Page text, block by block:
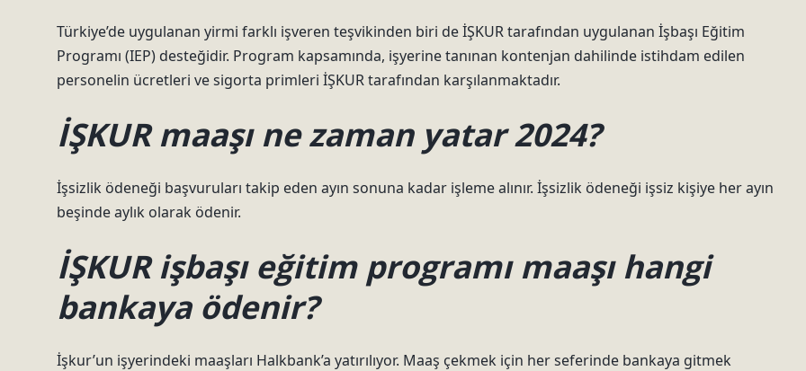
Türkiye’de uygulanan yirmi farklı işveren teşvikinden biri de İŞKUR tarafından uygulanan İşbaşı Eğitim
Programı (IEP) desteğidir. Program kapsamında, işyerine tanınan kontenjan dahilinde istihdam edilen
personelin ücretleri ve sigorta primleri İŞKUR tarafından karşılanmaktadır.
İŞKUR maaşı ne zaman yatar 2024?
İşsizlik ödeneği başvuruları takip eden ayın sonuna kadar işleme alınır. İşsizlik ödeneği işsiz kişiye her ayın
beşinde aylık olarak ödenir.
İŞKUR işbaşı eğitim programı maaşı hangi
bankaya ödenir?
İşkur’un işyerindeki maaşları Halkbank’a yatırılıyor. Maaş çekmek için her seferinde bankaya gitmek